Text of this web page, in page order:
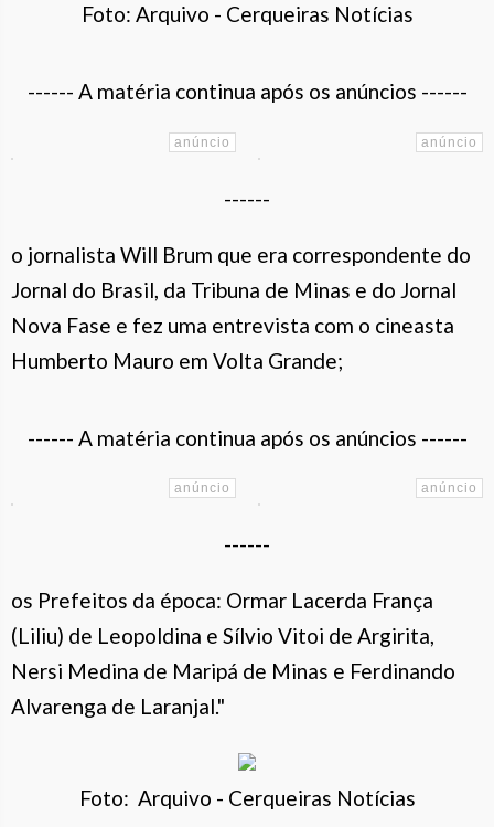
Foto: Arquivo - Cerqueiras Notícias
------ A matéria continua após os anúncios ------
------
o jornalista Will Brum que era correspondente do
Jornal do Brasil, da Tribuna de Minas e do Jornal
Nova Fase e fez uma entrevista com o cineasta
Humberto Mauro em Volta Grande;
------ A matéria continua após os anúncios ------
------
os Prefeitos da época: Ormar Lacerda França
(Liliu) de Leopoldina e Sílvio Vitoi de Argirita,
Nersi Medina de Maripá de Minas e Ferdinando
Alvarenga de Laranjal."
Foto: Arquivo - Cerqueiras Notícias